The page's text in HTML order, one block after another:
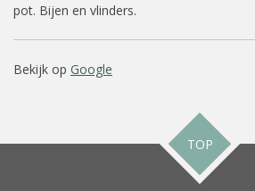
pot. Bijen en vlinders.
Bekijk op Google
TOP